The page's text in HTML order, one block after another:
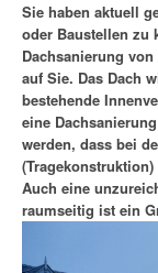
Sie haben aktuell
oder Baustellen zu
Dachsanierung
auf Sie. Das Dach
bestehende
eine
werden, dass bei
Auch eine
raumseitig ist ein